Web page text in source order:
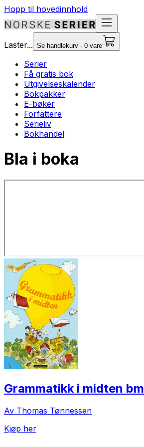
Hopp til hovedinnhold
Laster... Se handlekurv - 0 vare
Serier
Få gratis bok
Utgivelseskalender
Bokpakker
E-bøker
Forfattere
Serieliv
Bokhandel
Bla i boka
Grammatikk i midten bm
Av Thomas Tønnessen
Kjøp her